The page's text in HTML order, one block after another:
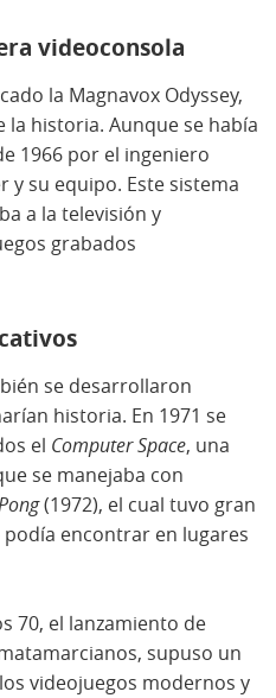
videoconsola
la Magnavox Odyssey,
historia. Aunque se había
1966 por el ingeniero
y su equipo. Este sistema
a la televisión y
grabados
se desarrollaron
historia. En 1971 se
el Computer Space, una
se manejaba con
(1972), el cual tuvo gran
encontrar en lugares
70, el lanzamiento de
supuso un
videojuegos modernos y